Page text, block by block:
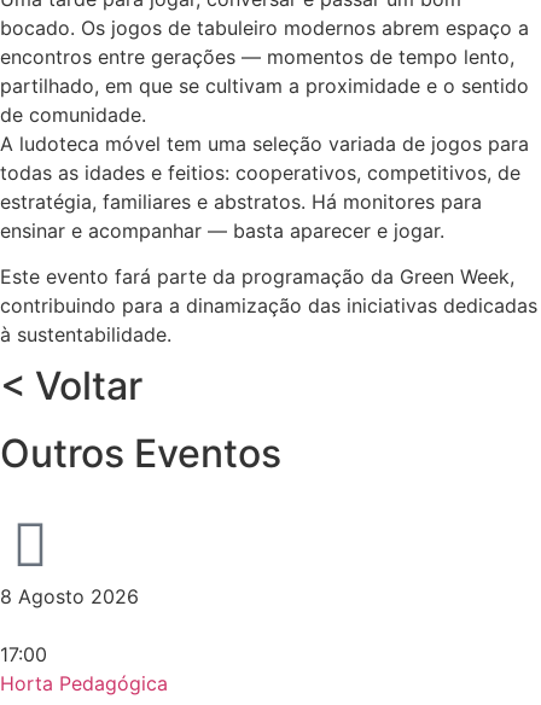
bocado. Os jogos de tabuleiro modernos abrem espaço a
encontros entre gerações — momentos de tempo lento,
partilhado, em que se cultivam a proximidade e o sentido
de comunidade.
A ludoteca móvel tem uma seleção variada de jogos para
todas as idades e feitios: cooperativos, competitivos, de
estratégia, familiares e abstratos. Há monitores para
ensinar e acompanhar — basta aparecer e jogar.
Este evento fará parte da programação da Green Week,
contribuindo para a dinamização das iniciativas dedicadas
à sustentabilidade.
< Voltar
Outros Eventos
8 Agosto 2026
17:00
Horta Pedagógica